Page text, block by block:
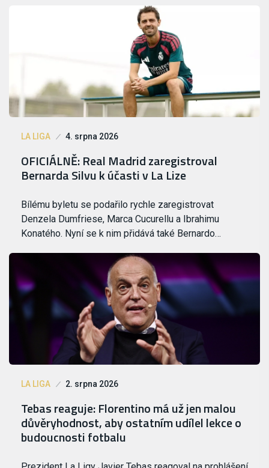
LA LIGA 4. srpna 2026
OFICIÁLNĚ: Real Madrid zaregistroval
Bernarda Silvu k účasti v La Lize
Bílému byletu se podařilo rychle zaregistrovat
Denzela Dumfriese, Marca Cucurellu a Ibrahimu
Konatého. Nyní se k nim přidává také Bernardo…
LA LIGA 2. srpna 2026
Tebas reaguje: Florentino má už jen malou
důvěryhodnost, aby ostatním udílel lekce o
budoucnosti fotbalu